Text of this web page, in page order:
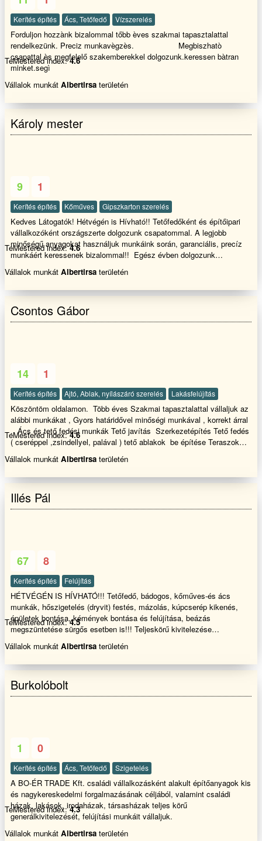
Kerítés építés Ács, Tetőfedő Vízszerelés
Forduljon hozzànk bizalommal tőbb èves szakmai tapasztalattal
rendelkezünk. Preciz munkavègzès. Megbiszhatò
csapattal ès megfelelő szakemberekkel dolgozunk.keressen bàtran
minket.segì
TeMestered index:4.6
Vállalok munkát Albertirsa területén
Károly mester
9 1
Kerítés építés Kőműves Gipszkarton szerelés
Kedves Látogatók! Hétvégén is Hívható!! Tetőfedőként és építőipari
vállalkozóként országszerte dolgozunk csapatommal. A legjobb
minőségű anyagokat használjuk munkáink során, garanciális, precíz
munkáért keressenek bizalommal!! Egész évben dolgozunk
TeMestered index:4.6
Vállalok munkát Albertirsa területén
Csontos Gábor
14 1
Kerítés építés Ajtó, Ablak, nyílászáró szerelés Lakásfelújítás
Köszöntöm oldalamon. Több éves Szakmai tapasztalattal vállaljuk az
alábbi munkákat , Gyors határidővel minőségi munkával , korrekt árral
. Ács és tető fedési munkák Tető javítás Szerkezetépítés Tető fedés
( cseréppel ,zsindellyel, palával ) tető ablakok be építése Teraszok
Gipszkarton szerelés - --------------------------------------------- Bádogos
munkákCsatorna ,lefolyó rendszer ki építése kémény bádog,
Oromszegély ,cseppentő lemez csere ---------------------------------------------
Asztalos munkák Egyedi konyha ,szoba bútorok el készítése Lapra
szerelt bútorok össze szerelése Korlátok , lépcsők megtervezése ,
keltettem érdeklődését Hívjon Bizalommal Köszönöm
TeMestered index:4.6
Vállalok munkát Albertirsa területén
Illés Pál
67 8
Kerítés építés Felújítás
HÉTVÉGÉN IS HÍVHATÓ!!! Tetőfedő, bádogos, kőműves-és ács
munkák, hőszigetelés (dryvit) festés, mázolás, kúpcserép kikenés,
épületek bontása, kémények bontása és felújítása, beázás
megszüntetése sürgős esetben is!!! Teljeskörű kivitelezése
TeMestered index:4.5
Vállalok munkát Albertirsa területén
Burkolóbolt
1 0
Kerítés építés Ács, Tetőfedő Szigetelés
A BO-ÉR TRADE Kft. családi vállalkozásként alakult építőanyagok kis
és nagykereskedelmi forgalmazásának céljából, valamint családi
házak, lakások, irodaházak, társasházak teljes körű
generálkivitelezését, felújítási munkáit vállaljuk.
TeMestered index:4.3
Vállalok munkát Albertirsa területén